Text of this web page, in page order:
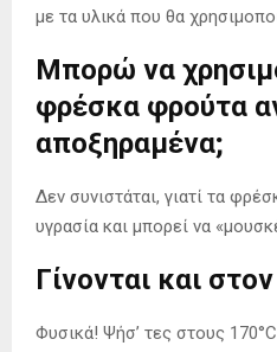
με τα υλικά που θα
Μπορώ να
φρέσκα φρούτα
αποξηραμένα;
Δεν συνιστάται, γιατί τα
υγρασία και μπορεί να
Γίνονται και
Φυσικά! Ψήσ’ τες στους